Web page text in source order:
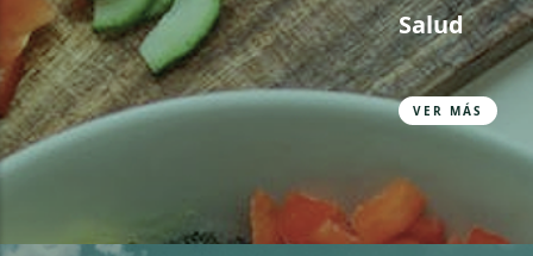
Salud
VER MÁS